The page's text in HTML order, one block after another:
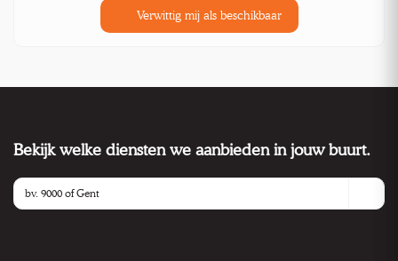
Verwittig mij als beschikbaar
Bekijk welke diensten we aanbieden in jouw buurt.